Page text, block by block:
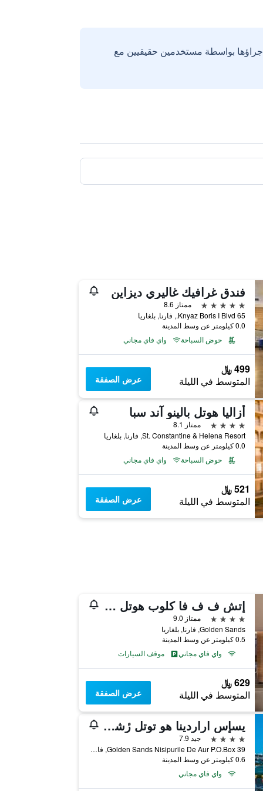
بواسطة مستخدمين حقيقيين مع
فندق غرافيك غاليري ديزاين
5 نجوم
ممتاز 8.6
65 Knyaz Boris I Blvd., فارنا, بلغاريا
0.0 كيلومتر عن وسط المدينة
حوض السباحة
واي فاي مجاني
499 ﷼
المتوسط في الليلة عرض الصفقة
أزاليا هوتل بالينو آند سبا
4 نجوم
ممتاز 8.1
St. Constantine & Helena Resort, فارنا, بلغاريا
0.0 كيلومتر عن وسط المدينة
حوض السباحة
واي فاي مجاني
521 ﷼
المتوسط في الليلة عرض الصفقة
إتش ف ف فا كلوب هوتل - ألتربسعر امل جميع الخدمات
4 نجوم
ممتاز 9.0
Golden Sands, فارنا, بلغاريا
0.5 كيلومتر عن وسط المدينة
واي فاي مجاني
موقف السيارات
629 ﷼
المتوسط في الليلة عرض الصفقة
يسإس اراردينا هو توتل رٔشامل جميع الخدمات
4 نجوم
جيد 7.9
Golden Sands Nisipurile De Aur P.O.Box 39, فارنا, بلغاريا
0.6 كيلومتر عن وسط المدينة
واي فاي مجاني